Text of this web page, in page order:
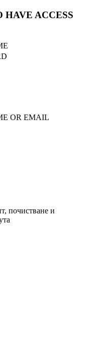
HAVE ACCESS
OR EMAIL
почистване и